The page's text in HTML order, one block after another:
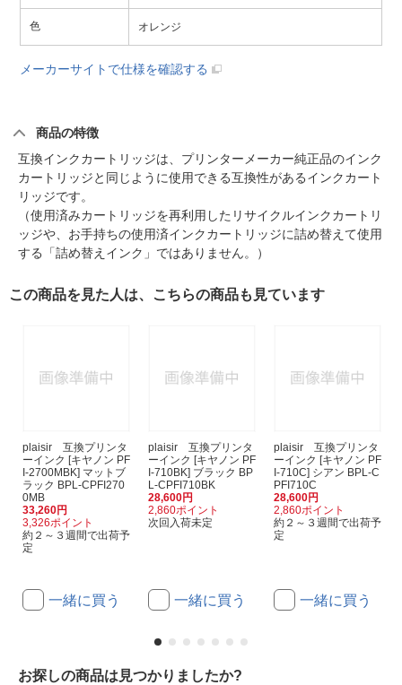
色 オレンジ
メーカーサイトで仕様を確認する
商品の特徴
互換インクカートリッジは、プリンターメーカー純正品のインク
カートリッジと同じように使用できる互換性があるインクカート
リッジです。
（使用済みカートリッジを再利用したリサイクルインクカートリ
ッジや、お手持ちの使用済インクカートリッジに詰め替えて使用
する「詰め替えインク」ではありません。）
この商品を見た人は、こちらの商品も見ています
plaisir 互換プリンタ
ーインク [キヤノン PF
I-2700MBK] マットブ
ラック BPL-CPFI270
0MB
33,260円
3,326ポイント
約２～３週間で出荷予
定
一緒に買う
plaisir 互換プリンタ
ーインク [キヤノン PF
I-710BK] ブラック BP
L-CPFI710BK
28,600円
2,860ポイント
次回入荷未定
一緒に買う
plaisir 互換プリンタ
ーインク [キヤノン PF
I-710C] シアン BPL-C
PFI710C
28,600円
2,860ポイント
約２～３週間で出荷予
定
一緒に買う
お探しの商品は見つかりましたか?